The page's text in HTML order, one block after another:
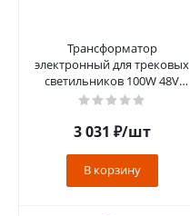
Трансформатор
электронный для трековых
светильников 100W 48V
(драйвер), LB48 черный
3 031 ₽/шт
В корзину